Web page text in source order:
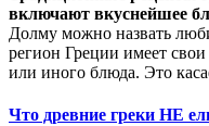
включают вкуснейшее
Долму можно назвать
регион Греции имеет
или иного блюда. Это
Что древние греки НЕ